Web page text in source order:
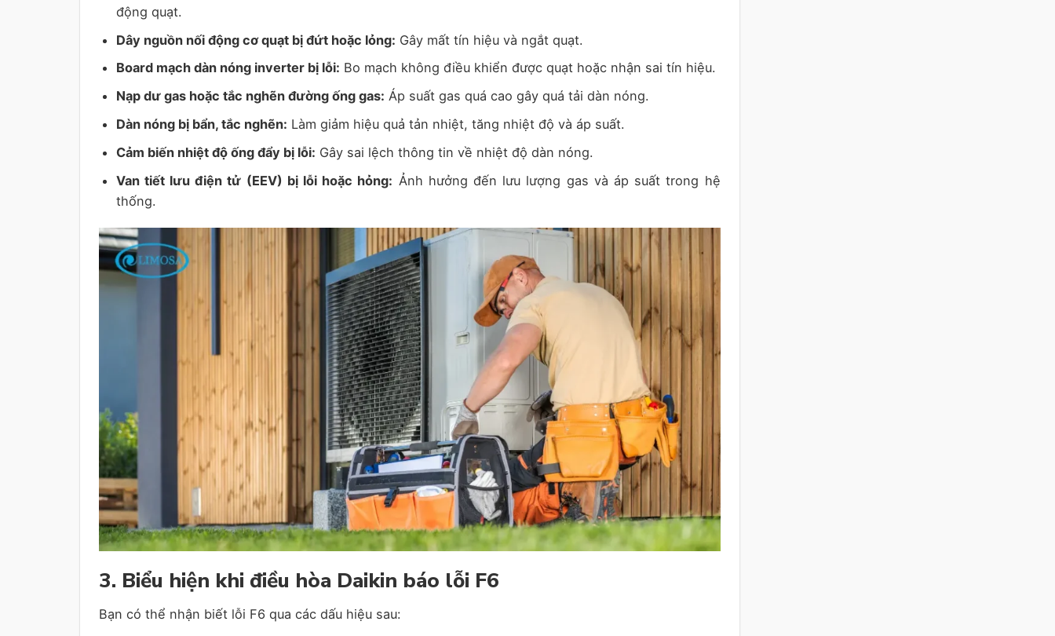
động quạt.
Dây nguồn nối động cơ quạt bị đứt hoặc lỏng: Gây mất tín hiệu và ngắt quạt.
Board mạch dàn nóng inverter bị lỗi: Bo mạch không điều khiển được quạt hoặc nhận sai tín hiệu.
Nạp dư gas hoặc tắc nghẽn đường ống gas: Áp suất gas quá cao gây quá tải dàn nóng.
Dàn nóng bị bẩn, tắc nghẽn: Làm giảm hiệu quả tản nhiệt, tăng nhiệt độ và áp suất.
Cảm biến nhiệt độ ống đẩy bị lỗi: Gây sai lệch thông tin về nhiệt độ dàn nóng.
Van tiết lưu điện tử (EEV) bị lỗi hoặc hỏng: Ảnh hưởng đến lưu lượng gas và áp suất trong hệ
thống.
3. Biểu hiện khi điều hòa Daikin báo lỗi F6
Bạn có thể nhận biết lỗi F6 qua các dấu hiệu sau: